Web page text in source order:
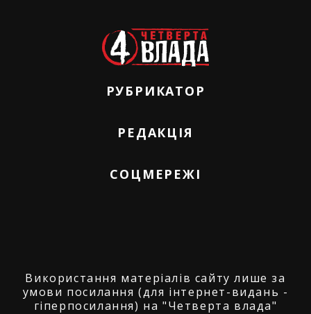
РУБРИКАТОР
РЕДАКЦІЯ
СОЦМЕРЕЖІ
Використання матеріалів сайту лише за
умови посилання (для інтернет-видань -
гіперпосилання) на "Четверта влада"